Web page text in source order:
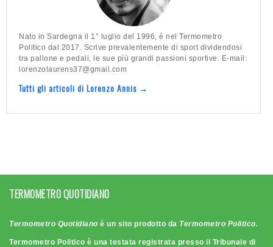
Nato in Sardegna il 1° luglio del 1996, è nel Termometro
Politico dal 2017. Scrive prevalentemente di sport dividendosi
tra pallone e pedali, le sue più grandi passioni sportive. E-mail:
lorenzolaurens37@gmail.com
Tutti gli articoli di Lorenzo Annis →
TERMOMETRO QUOTIDIANO
Termometro Quotidiano è un sito prodotto da Termometro Politico.
Termometro Politico è una testata registrata presso il Tribunale di